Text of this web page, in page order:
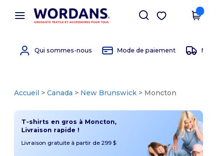
× Appli Wordans
Meilleurs prix sur l’app !
Obtenir l'appli
Qui sommes-nous Mode de paiement
Accueil >Canada > New Brunswick > Moncton
T-shirts en gros à Moncton,
Livraison rapide !
Livraison gratuite à partir de 299 $